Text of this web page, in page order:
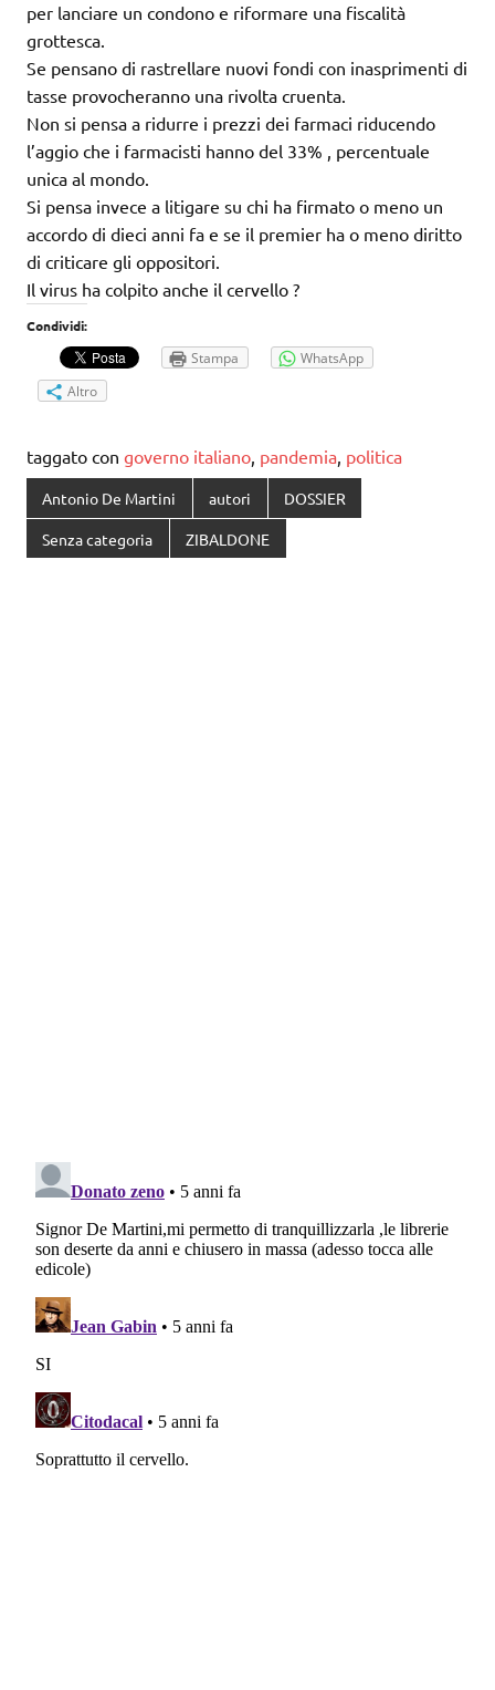
per lanciare un condono e riformare una fiscalità
grottesca.
Se pensano di rastrellare nuovi fondi con inasprimenti di
tasse provocheranno una rivolta cruenta.
Non si pensa a ridurre i prezzi dei farmaci riducendo
l’aggio che i farmacisti hanno del 33% , percentuale
unica al mondo.
Si pensa invece a litigare su chi ha firmato o meno un
accordo di dieci anni fa e se il premier ha o meno diritto
di criticare gli oppositori.
Il virus ha colpito anche il cervello ?
Condividi:
Stampa
WhatsApp
Altro
taggato con governo italiano, pandemia, politica
Antonio De Martini autori DOSSIER
Senza categoria ZIBALDONE